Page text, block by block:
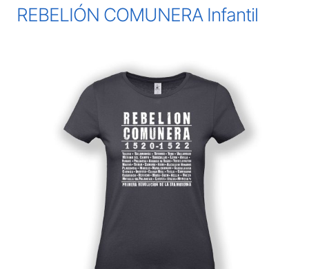
REBELIÓN COMUNERA Infantil